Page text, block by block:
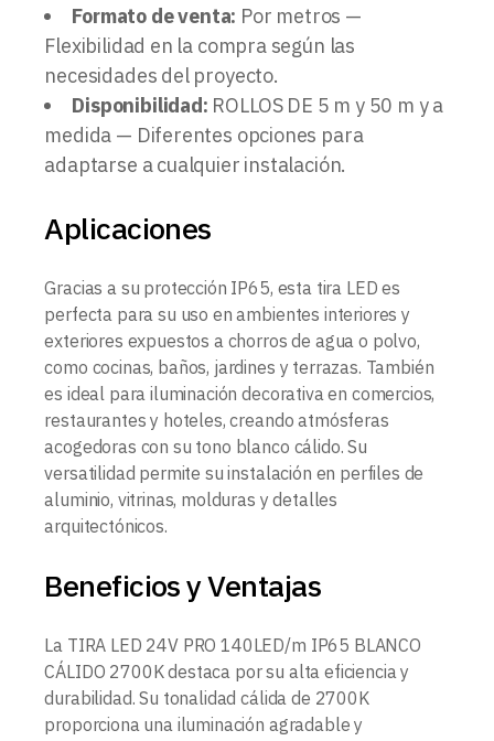
Formato de venta: Por metros —
Flexibilidad en la compra según las
necesidades del proyecto.
Disponibilidad: ROLLOS DE 5 m y 50 m y a
medida — Diferentes opciones para
adaptarse a cualquier instalación.
Aplicaciones
Gracias a su protección IP65, esta tira LED es
perfecta para su uso en ambientes interiores y
exteriores expuestos a chorros de agua o polvo,
como cocinas, baños, jardines y terrazas. También
es ideal para iluminación decorativa en comercios,
restaurantes y hoteles, creando atmósferas
acogedoras con su tono blanco cálido. Su
versatilidad permite su instalación en perfiles de
aluminio, vitrinas, molduras y detalles
arquitectónicos.
Beneficios y Ventajas
La TIRA LED 24V PRO 140LED/m IP65 BLANCO
CÁLIDO 2700K destaca por su alta eficiencia y
durabilidad. Su tonalidad cálida de 2700K
proporciona una iluminación agradable y